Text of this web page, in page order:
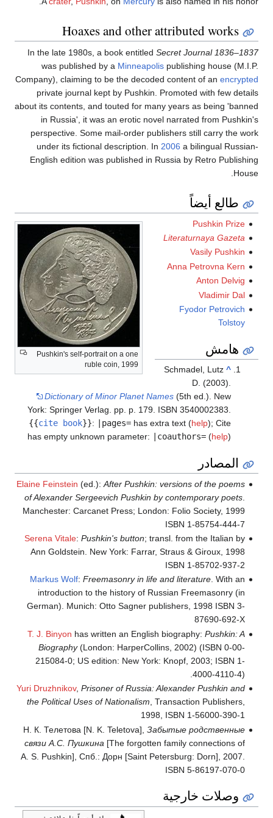
Hoaxes and other attributed works
In the late 1980s, a book entitled Secret Journal 1836–1837
was published by a Minneapolis publishing house (M.I.P.
Company), claiming to be the decoded content of an encrypted
private journal kept by Pushkin. Promoted with few details
about its contents, and touted for many years as being 'banned
in Russia', it was an erotic novel narrated from Pushkin's
perspective. Some mail-order publishers still carry the work
under its fictional description. In 2006 a bilingual Russian-
English edition was published in Russia by Retro Publishing
House.
طالع أيضاً
Pushkin's self-portrait on a one
ruble coin, 1999
Pushkin Prize
Literaturnaya Gazeta
Vasily Pushkin
Anna Petrovna Kern
Anton Delvig
Vladimir Dal
Fyodor Petrovich
Tolstoy
هامش
^
Schmadel, Lutz
D. (2003).
Dictionary of Minor Planet Names (5th ed.). New
York: Springer Verlag. pp. p. 179. ISBN 3540002383.
{{cite book}}: |pages= has extra text (help);Cite
has empty unknown parameter:
|coauthors= (help)
المصادر
Elaine Feinstein (ed.): After Pushkin: versions of the poems
of Alexander Sergeevich Pushkin by contemporary poets.
Manchester: Carcanet Press; London: Folio Society, 1999
ISBN 1-85754-444-7
Serena Vitale: Pushkin's button; transl. from the Italian by
Ann Goldstein. New York: Farrar, Straus & Giroux, 1998
ISBN 1-85702-937-2
Markus Wolf: Freemasonry in life and literature. With an
introduction to the history of Russian Freemasonry (in
German). Munich: Otto Sagner publishers, 1998 ISBN 3-
87690-692-X
T. J. Binyon has written an English biography: Pushkin: A
Biography(London: HarperCollins, 2002) (ISBN 0-00-
215084-0; US edition: New York: Knopf, 2003; ISBN 1-
4000-4110-4).
Yuri Druzhnikov, Prisoner of Russia: Alexander Pushkin and
the Political Uses of Nationalism , Transaction Publishers,
1998, ISBN 1-56000-390-1
Н. К. Телетова [N. K. Teletova], Забытые родственные
связи А.С. Пушкина [The forgotten family connections of
A. S. Pushkin], Спб.: Дорн [Saint Petersburg: Dorn], 2007.
ISBN 5-86197-070-0
وصلات خارجية